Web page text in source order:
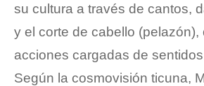
su cultura a través de cantos,
y el corte de cabello (pelazón),
acciones cargadas de
Según la cosmovisión ticuna,